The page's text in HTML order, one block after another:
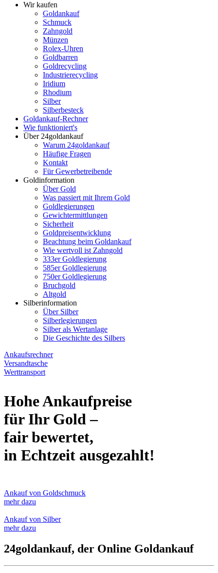
Wir kaufen
Goldankauf
Schmuck
Zahngold
Münzen
Rolex-Uhren
Goldbarren
Goldrecycling
Industrierecycling
Iridium
Rhodium
Silber
Silberbesteck
Goldankauf-Rechner
Wie funktioniert's
Über 24goldankauf
Warum 24goldankauf
Häufige Fragen
Kontakt
Für Gewerbetreibende
Goldinformation
Über Gold
Was passiert mit Ihrem Gold
Goldlegierungen
Gewichtermittlungen
Sicherheit
Goldpreisentwicklung
Beachtung beim Goldankauf
Wie wertvoll ist Zahngold
333er Goldlegierung
585er Goldlegierung
750er Goldlegierung
Bruchgold
Altgold
Silberinformation
Über Silber
Silberlegierungen
Silber als Wertanlage
Die Geschichte des Silbers
Ankaufsrechner
Versandtasche
Werttransport
Hohe Ankaufpreise
für Ihr Gold –
fair bewertet,
in Echtzeit ausgezahlt!
Ankauf von Goldschmuck
mehr dazu
Ankauf von Silber
mehr dazu
24goldankauf, der Online Goldankauf